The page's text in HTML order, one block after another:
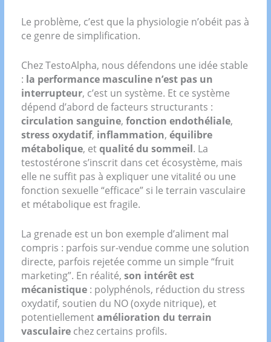
Le problème, c’est que la physiologie n’obéit pas à
ce genre de simplification.
Chez TestoAlpha, nous défendons une idée stable
: la performance masculine n’est pas un
interrupteur, c’est un système. Et ce système
dépend d’abord de facteurs structurants :
circulation sanguine,fonction endothéliale,
stress oxydatif, inflammation,équilibre
métabolique, etqualité du sommeil. La
testostérone s’inscrit dans cet écosystème, mais
elle ne suffit pas à expliquer une vitalité ou une
fonction sexuelle “efficace” si le terrain vasculaire
et métabolique est fragile.
La grenade est un bon exemple d’aliment mal
compris : parfois sur-vendue comme une solution
directe, parfois rejetée comme un simple “fruit
marketing”. En réalité,son intérêt est
mécanistique : polyphénols, réduction du stress
oxydatif, soutien du NO (oxyde nitrique), et
potentiellementamélioration du terrain
vasculaire chez certains profils.